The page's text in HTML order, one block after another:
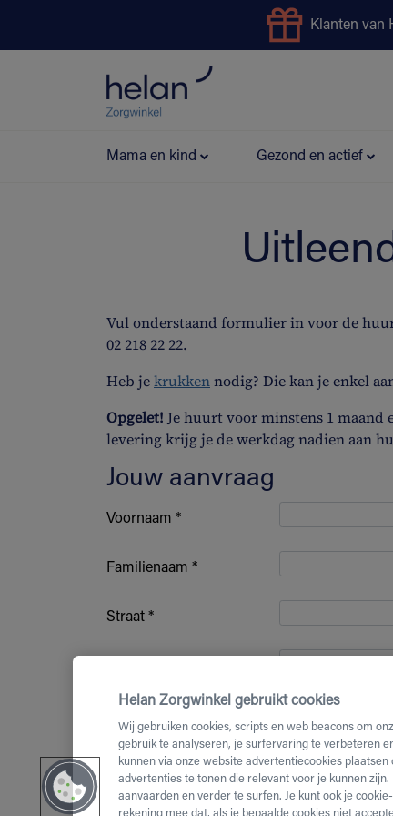
Klanten van
Mama en kind Gezond en actief
Vul onderstaand formulier in voor de
02 218 22 22.
Heb jekrukkennodig? Die kan je enkel
Opgelet! Je huurt voor minstens 1 maand
levering krijg je de werkdag nadien aan
Jouw aanvraag
Voornaam *
Familienaam *
Straat *
Postcode *
Helan Zorgwinkel gebruikt cookies
Wij gebruiken cookies, scripts en web beacons om
gebruik te analyseren, je surfervaring te verbeteren
kunnen via onze website advertentiecookies
advertenties te tonen die relevant voor je kunnen zijn.
aanvaarden en verder te surfen. Je kunt ook je